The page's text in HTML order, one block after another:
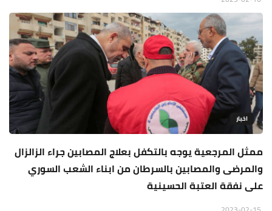
اخبار
ممثل المرجعية يوجه بالتكفل بعلاج المصابين جراء الزالزال
والمرضى والمصابين بالسرطان من ابناء الشعب السوري
على نفقة العتبة الحسينية